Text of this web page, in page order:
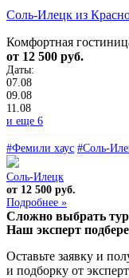
Соль-Илецк из
Комфортная
от 12 500 руб.
Даты:
07.08
09.08
11.08
и еще 6
#Фемили хаус #Соль-
Соль-Илецк
от 12 500 руб.
Подробнее »
Сложно выбрать
Наш эксперт
Оставьте заявку и
и подборку от